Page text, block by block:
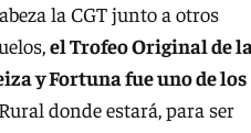
la CGT junto a otros
el Trofeo Original de
y Fortuna fue uno de los
donde estará, para ser